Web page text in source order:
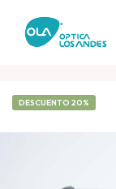
DESCUENTO 20%